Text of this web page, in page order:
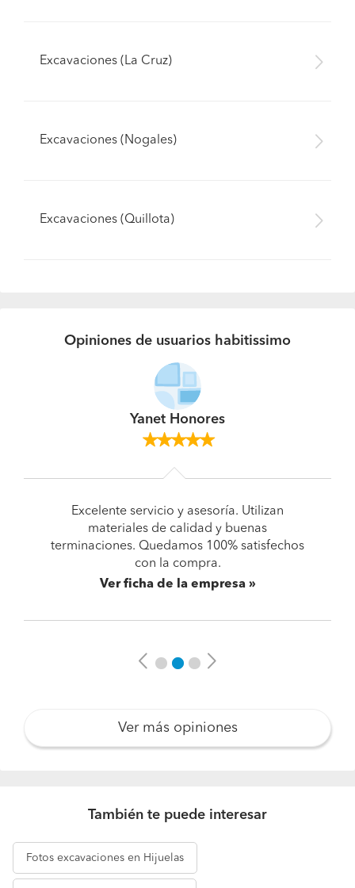
Excavaciones (La Cruz)
Excavaciones (Nogales)
Excavaciones (Quillota)
Opiniones de usuarios habitissimo
Yanet Honores
Excelente servicio y asesoría. Utilizan
materiales de calidad y buenas
terminaciones. Quedamos 100% satisfechos
con la compra.
Ver ficha de la empresa
Previous Next
Ver más opiniones
También te puede interesar
Fotos excavaciones en Hijuelas